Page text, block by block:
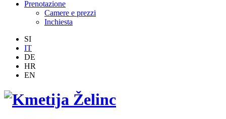
Prenotazione
Camere e prezzi
Inchiesta
SI
IT
DE
HR
EN